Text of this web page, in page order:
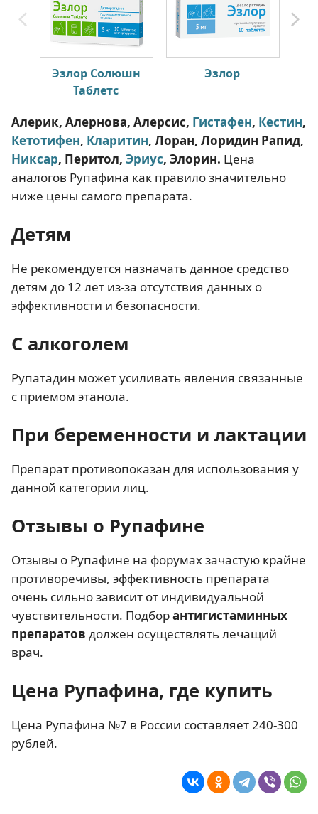
Эзлор Солюшн
Таблетс
Эзлор
Алерик, Алернова, Алерсис, Гистафен, Кестин,
Кетотифен, Кларитин, Лоран, Лоридин Рапид,
Никсар, Перитол, Эриус, Элорин. Цена
аналогов Рупафина как правило значительно
ниже цены самого препарата.
Детям
Не рекомендуется назначать данное средство
детям до 12 лет из-за отсутствия данных о
эффективности и безопасности.
С алкоголем
Рупатадин может усиливать явления связанные
с приемом этанола.
При беременности и лактации
Препарат противопоказан для использования у
данной категории лиц.
Отзывы о Рупафине
Отзывы о Рупафине на форумах зачастую крайне
противоречивы, эффективность препарата
очень сильно зависит от индивидуальной
чувствительности. Подборантигистаминных
препаратов должен осуществлять лечащий
врач.
Цена Рупафина, где купить
Цена Рупафина №7 в России составляет 240-300
рублей.